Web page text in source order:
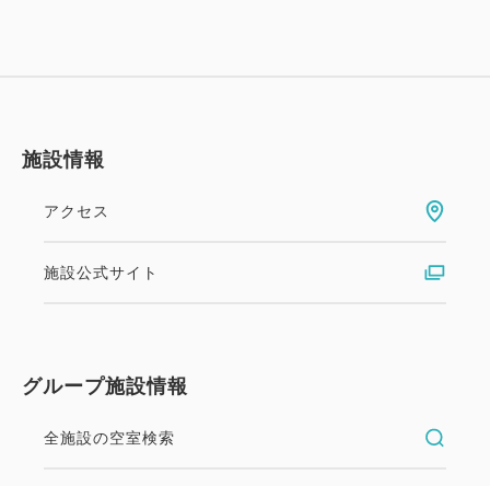
施設情報
アクセス
施設公式サイト
グループ施設情報
全施設の空室検索